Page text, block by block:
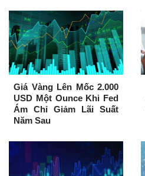
Giá Vàng Lên Mốc 2.000
USD Một Ounce Khi Fed
Ám Chỉ Giảm Lãi Suất
Năm Sau